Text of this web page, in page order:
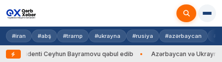
#iran #abş #tramp #ukrayna #rusiya #azərbaycan
Ceyhun Bayramovu qəbul edib Azərbaycan və Ukrayna XİN